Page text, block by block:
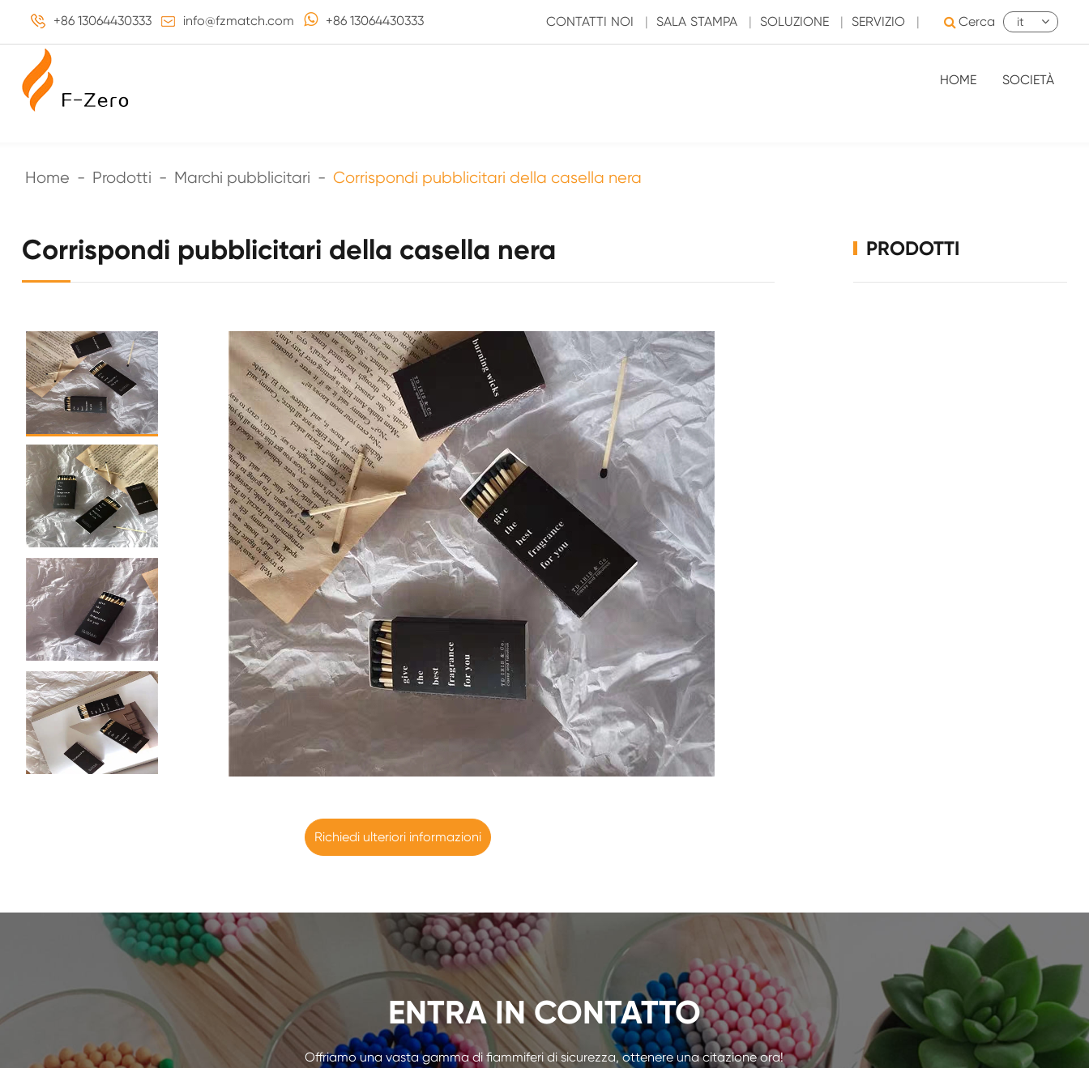
+86 13064430333 info@fzmatch.com +86 13064430333 CONTATTI NOI | SALA STAMPA | SOLUZIONE | SERVIZIO | Cerca it
HOME SOCIETÀ
Home Prodotti Marchi pubblicitari Corrispondi pubblicitari della casella nera
Corrispondi pubblicitari della casella nera
Richiedi ulteriori informazioni
PRODOTTI
ENTRA IN CONTATTO
Offriamo una vasta gamma di fiammiferi di sicurezza, ottenere una citazione ora!